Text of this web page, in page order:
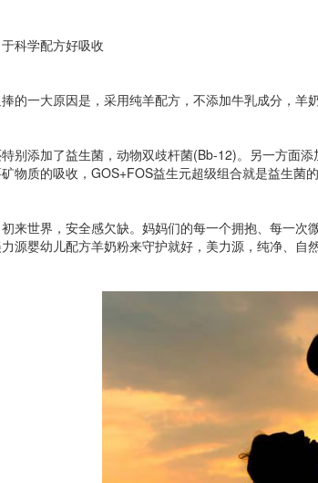
科学配方好吸收
的一大原因是，采用纯羊配方，不添加牛乳成分，
别添加了益生菌，动物双歧杆菌(Bb-12)。另一方面
物质的吸收，GOS+FOS益生元超级组合就是益生菌的
来世界，安全感欠缺。妈妈们的每一个拥抱、每一
源婴幼儿配方羊奶粉来守护就好，美力源，纯净、自